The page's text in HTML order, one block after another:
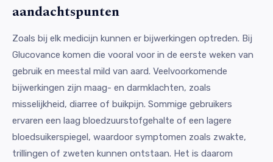
aandachtspunten
Zoals bij elk medicijn kunnen er bijwerkingen optreden. Bij
Glucovance komen die vooral voor in de eerste weken van
gebruik en meestal mild van aard. Veelvoorkomende
bijwerkingen zijn maag- en darmklachten, zoals
misselijkheid, diarree of buikpijn. Sommige gebruikers
ervaren een laag bloedzuurstofgehalte of een lagere
bloedsuikerspiegel, waardoor symptomen zoals zwakte,
trillingen of zweten kunnen ontstaan. Het is daarom